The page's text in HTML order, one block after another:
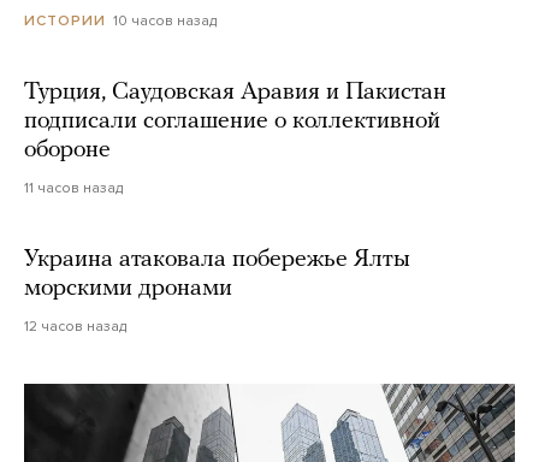
ИСТОРИИ 10 часов назад
Турция, Саудовская Аравия и Пакистан
подписали соглашение о коллективной
обороне
11 часов назад
Украина атаковала побережье Ялты
морскими дронами
12 часов назад